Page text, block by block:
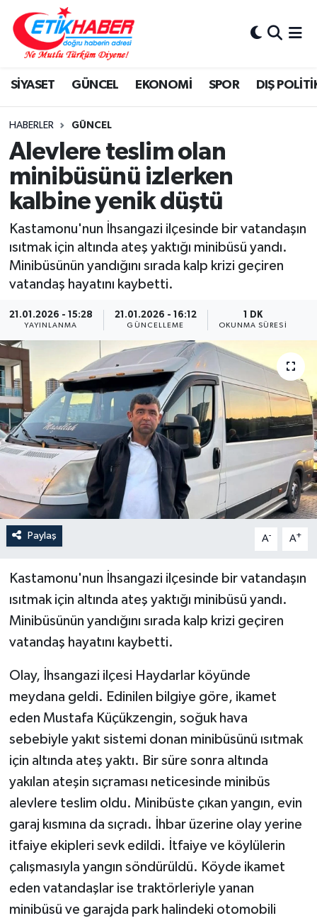
SİYASET GÜNCEL EKONOMİ SPOR DIŞ
HABERLER GÜNCEL
Alevlere teslim olan
minibüsünü izlerken
kalbine yenik düştü
Kastamonu'nun İhsangazi ilçesinde bir vatandaşın
ısıtmak için altında ateş yaktığı minibüsü yandı.
Minibüsünün yandığını sırada kalp krizi geçiren
vatandaş hayatını kaybetti.
21.01.2026 - 15:28
YAYINLANMA
21.01.2026 - 16:12
GÜNCELLEME
1 DK
OKUNMA SÜRESI
Paylaş A- A+
Kastamonu'nun İhsangazi ilçesinde bir vatandaşın
ısıtmak için altında ateş yaktığı minibüsü yandı.
Minibüsünün yandığını sırada kalp krizi geçiren
vatandaş hayatını kaybetti.
Olay, İhsangazi ilçesi Haydarlar köyünde
meydana geldi. Edinilen bilgiye göre, ikamet
eden Mustafa Küçükzengin, soğuk hava
sebebiyle yakıt sistemi donan minibüsünü ısıtmak
için altında ateş yaktı. Bir süre sonra altında
yakılan ateşin sıçraması neticesinde minibüs
alevlere teslim oldu. Minibüste çıkan yangın, evin
garaj kısmına da sıçradı. İhbar üzerine olay yerine
itfaiye ekipleri sevk edildi. İtfaiye ve köylülerin
çalışmasıyla yangın söndürüldü. Köyde ikamet
eden vatandaşlar ise traktörleriyle yanan
minibüsü ve garajda park halindeki otomobili
BİLİM-TEKNOLOJİ
DIŞ POLİTİKA
DÜNYA
EĞİTİM GENÇLİK
EKONOMİ
KÖŞE YAZILARI
KÜLTÜR-SANAT-MAGAZİN
ÖZEL HABER
RÖPORTAJLAR
SAĞLIK
SİYASET
GÜNCEL
SPOR
Yerel
Nöbetçi Eczaneler
Hava Durumu
İstanbul Namaz Vakitleri
Trafik Durumu
Süper Lig Puan Durumu ve Fikstür
Tüm Manşetler
Son Dakika Haberleri